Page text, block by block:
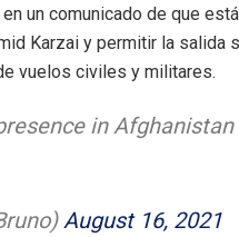
un comunicado de que
Karzai y permitir la salida
vuelos civiles y militares.
in Afghanistan
August 16, 2021